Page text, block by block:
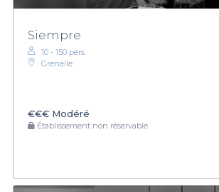
Siempre
10 - 150 pers.
Grenelle
€€€ Modéré
Établissement non réservable